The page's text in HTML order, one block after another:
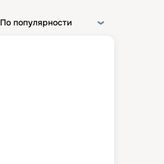
По популярности